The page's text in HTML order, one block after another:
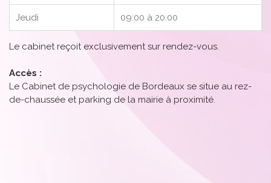
Jeudi 09:00 à 20:00
Le cabinet reçoit exclusivement sur rendez-vous.
Accès :
Le Cabinet de psychologie de Bordeaux se situe au rez-
de-chaussée et parking de la mairie à proximité.